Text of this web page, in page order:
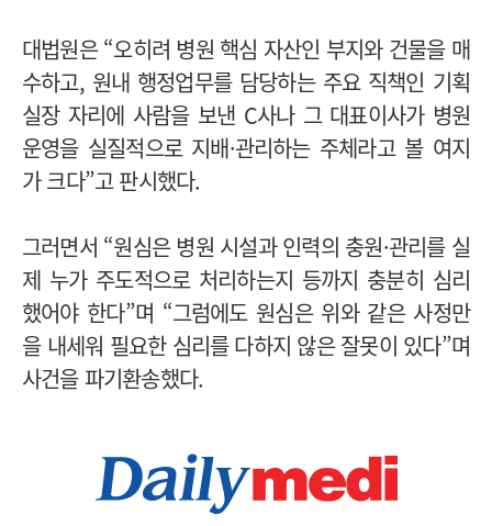
대법원은 “오히려 병원 핵심 자산인 부지와 건물을 매
수하고, 원내 행정업무를 담당하는 주요 직책인 기획
실장 자리에 사람을 보낸 C사나 그 대표이사가 병원
운영을 실질적으로 지배·관리하는 주체라고 볼 여지
가 크다”고 판시했다.
그러면서 “원심은 병원 시설과 인력의 충원·관리를 실
제 누가 주도적으로 처리하는지 등까지 충분히 심리
했어야 한다”며 “그럼에도 원심은 위와 같은 사정만
을 내세워 필요한 심리를 다하지 않은 잘못이 있다”며
사건을 파기환송했다.